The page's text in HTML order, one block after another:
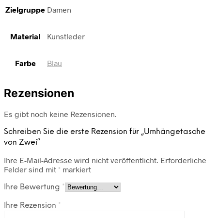
Zielgruppe Damen
Material Kunstleder
Farbe Blau
Rezensionen
Es gibt noch keine Rezensionen.
Schreiben Sie die erste Rezension für „Umhängetasche
von Zwei“
Ihre E-Mail-Adresse wird nicht veröffentlicht. Erforderliche
Felder sind mit * markiert
Ihre Bewertung *
Ihre Rezension *